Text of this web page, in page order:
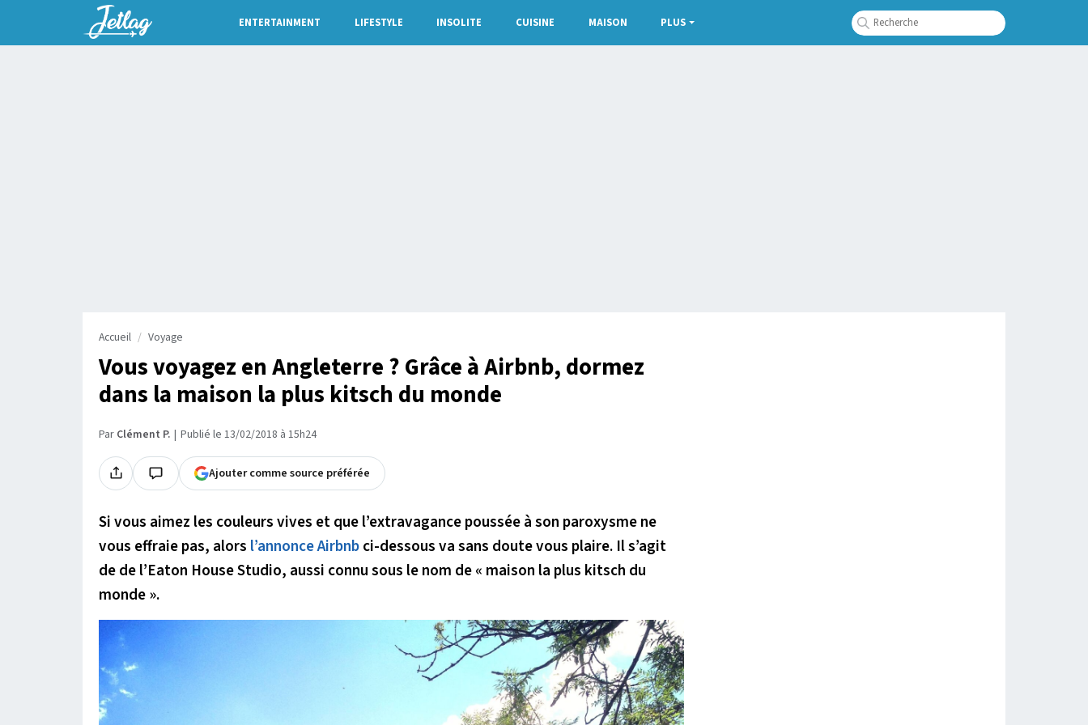
ENTERTAINMENT LIFESTYLE INSOLITE CUISINE MAISON PLUS
Accueil Voyage
Vous voyagez en Angleterre ? Grâce à Airbnb, dormez
dans la maison la plus kitsch du monde
Par Clément P. Publié le 13/02/2018 à 15h24
Ajouter comme source préférée
Si vous aimez les couleurs vives et que l’extravagance poussée à son paroxysme ne
vous effraie pas, alors l’annonce Airbnbci-dessous va sans doute vous plaire. Il s’agit
de de l’Eaton House Studio, aussi connu sous le nom de « maison la plus kitsch du
monde ».